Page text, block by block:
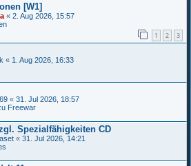
[W1]
« 2. Aug 2026, 15:57
1 2 3
« 1. Aug 2026, 16:33
« 31. Jul 2026, 18:57
Freewar
Spezialfähigkeiten CD
« 31. Jul 2026, 14:21